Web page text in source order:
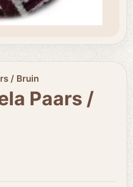
/ Bruin
Paars /